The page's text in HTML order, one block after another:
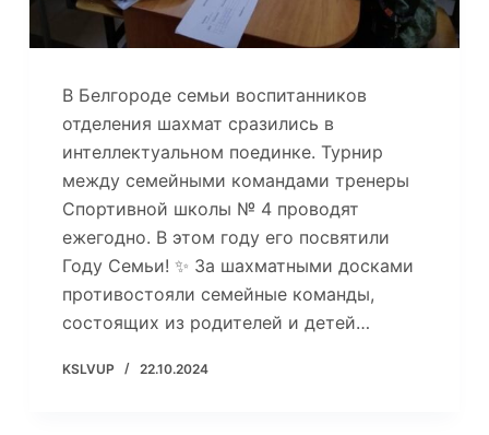
В Белгороде семьи воспитанников
отделения шахмат сразились в
интеллектуальном поединке. Турнир
между семейными командами тренеры
Спортивной школы № 4 проводят
ежегодно. В этом году его посвятили
Году Семьи! ✨ За шахматными досками
противостояли семейные команды,
состоящих из родителей и детей…
KSLVUP 22.10.2024